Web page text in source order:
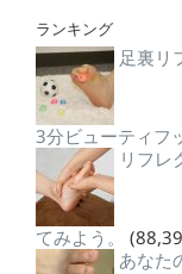
ランキング
足裏リ
3分ビューティフ
リフレ
てみよう。
あなた